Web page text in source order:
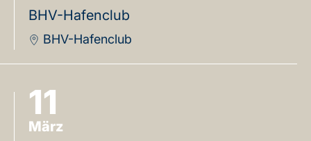
BHV-Hafenclub
BHV-Hafenclub
11
März